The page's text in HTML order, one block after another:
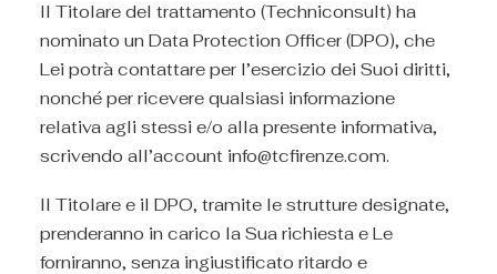
Il Titolare del trattamento (Techniconsult) ha
nominato un Data Protection Officer (DPO), che
Lei potrà contattare per l’esercizio dei Suoi diritti,
nonché per ricevere qualsiasi informazione
relativa agli stessi e/o alla presente informativa,
scrivendo all’account info@tcfirenze.com.
Il Titolare e il DPO, tramite le strutture designate,
prenderanno in carico la Sua richiesta e Le
forniranno, senza ingiustificato ritardo e